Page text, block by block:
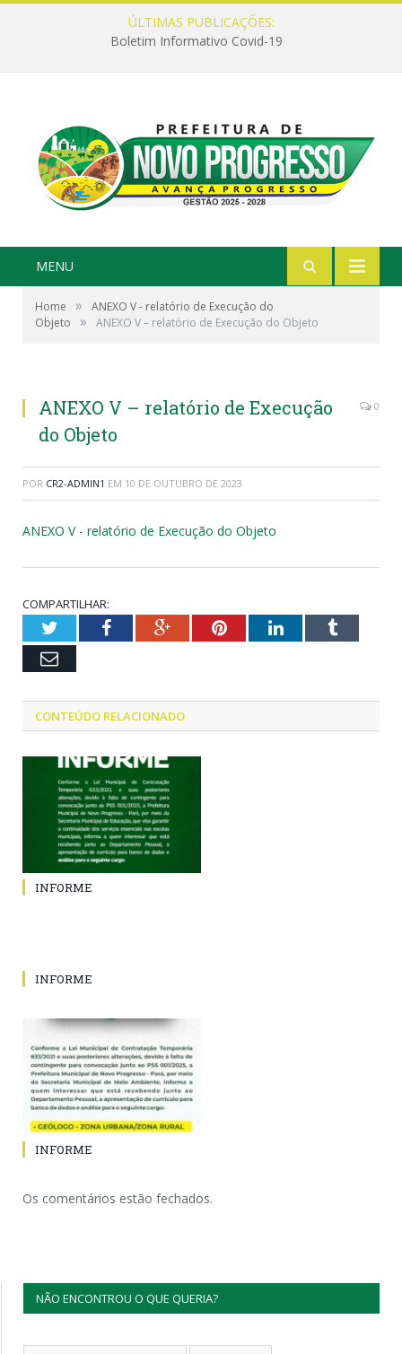
ÚLTIMAS PUBLICAÇÕES:
Boletim Informativo Covid-19
MENU
Home »
ANEXO V - relatório de Execução do
Objeto
» ANEXO V – relatório de Execução do Objeto
ANEXO V – relatório de Execução
do Objeto
0
POR CR2-ADMIN1 EM 10 DE OUTUBRO DE 2023
ANEXO V - relatório de Execução do Objeto
COMPARTILHAR:
TwitterFacebookGoogle+PinterestLinkedInTumblr
Email
CONTEÚDO RELACIONADO
INFORME
INFORME
INFORME
Os comentários estão fechados.
NÃO ENCONTROU O QUE QUERIA?